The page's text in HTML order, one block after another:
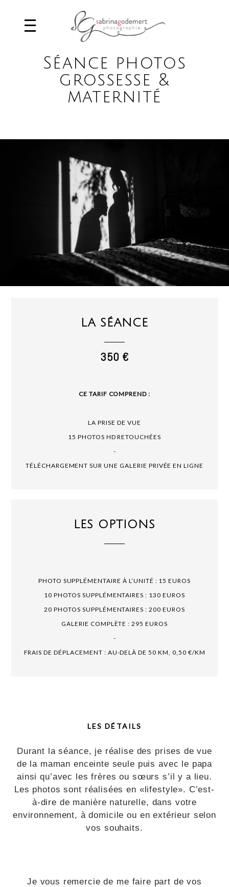
Séance photos
grossesse &
maternité
LA SÉANCE
350 €
CE TARIF COMPREND :
LA PRISE DE VUE
15 PHOTOS HD RETOUCHÉES
-
TÉLÉCHARGEMENT SUR UNE GALERIE PRIVÉE EN LIGNE
LES OPTIONS
PHOTO SUPPLÉMENTAIRE À L’UNITÉ : 15 EUROS
10 PHOTOS SUPPLÉMENTAIRES : 130 EUROS
20 PHOTOS SUPPLÉMENTAIRES : 200 EUROS
GALERIE COMPLÈTE : 295 EUROS
-
FRAIS DE DÉPLACEMENT : AU-DELÀ DE 50 KM, 0,50 €/KM
LES DÉTAILS
Durant la séance, je réalise des prises de vue
de la maman enceinte seule puis avec le papa
ainsi qu’avec les frères ou sœurs s’il y a lieu.
Les photos sont réalisées en «lifestyle». C’est-
à-dire de manière naturelle, dans votre
environnement, à domicile ou en extérieur selon
vos souhaits.
Je vous remercie de me faire part de vos